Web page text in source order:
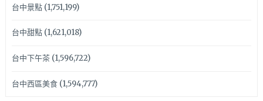
台中景點(1,751,199)
台中甜點(1,621,018)
台中下午茶(1,596,722)
台中西區美食(1,594,777)